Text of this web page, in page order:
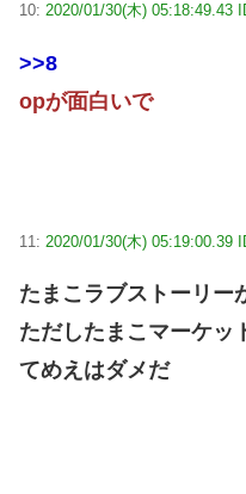
10: 2020/01/30(木) 05:18:49.43
>>8
opが面白いで
11: 2020/01/30(木) 05:19:00.39
たまこラブストーリー
ただしたまこマーケッ
てめえはダメだ